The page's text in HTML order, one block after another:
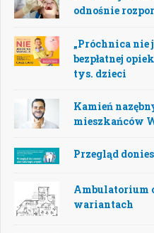
odnośnie
„Próchnica nie
bezpłatnej
tys. dzieci
Kamień
mieszkańców
Przegląd
Ambulatorium
wariantach